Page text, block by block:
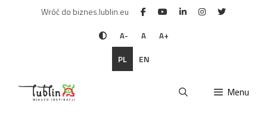
Wróć do biznes.lublin.eu
A- A A+
PL EN
Menu